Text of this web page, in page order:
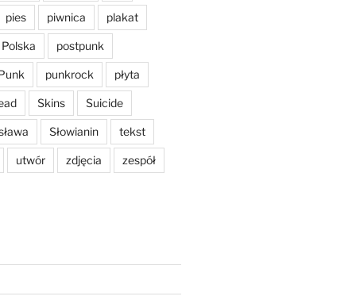
pies piwnica plakat
Polska postpunk
punkrock płyta
Skins Suicide
Słowianin tekst
utwór zdjęcia zespół